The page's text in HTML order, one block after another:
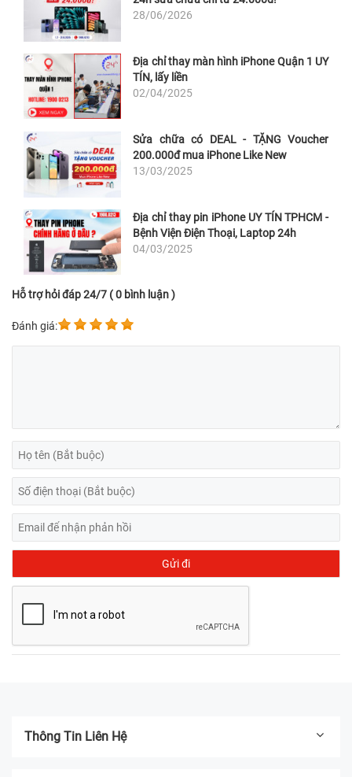
28/06/2026
Địa chỉ thay màn hình iPhone Quận 1 UY
TÍN, lấy liền
02/04/2025
Sửa chữa có DEAL - TẶNG Voucher
200.000đ mua iPhone Like New
13/03/2025
Địa chỉ thay pin iPhone UY TÍN TPHCM -
Bệnh Viện Điện Thoại, Laptop 24h
04/03/2025
Hỗ trợ hỏi đáp 24/7 ( 0 bình luận )
Đánh giá:
Thông Tin Liên Hệ